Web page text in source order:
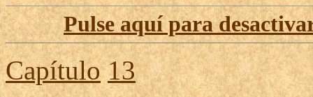
Pulse aquí para
Capítulo 13